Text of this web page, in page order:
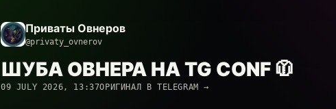
Приваты Овнеров
@privaty_ovnerov
ШУБА ОВНЕРА НА TG CONF 🧥
09 JULY 2026, 13:37ОРИГИНАЛ В TELEGRAM →